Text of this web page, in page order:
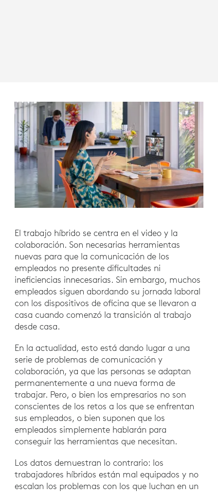
El trabajo híbrido se centra en el video y la
colaboración. Son necesarias herramientas
nuevas para que la comunicación de los
empleados no presente dificultades ni
ineficiencias innecesarias. Sin embargo, muchos
empleados siguen abordando su jornada laboral
con los dispositivos de oficina que se llevaron a
casa cuando comenzó la transición al trabajo
desde casa.
En la actualidad, esto está dando lugar a una
serie de problemas de comunicación y
colaboración, ya que las personas se adaptan
permanentemente a una nueva forma de
trabajar. Pero, o bien los empresarios no son
conscientes de los retos a los que se enfrentan
sus empleados, o bien suponen que los
empleados simplemente hablarán para
conseguir las herramientas que necesitan.
Los datos demuestran lo contrario: los
trabajadores híbridos están mal equipados y no
escalan los problemas con los que luchan en un